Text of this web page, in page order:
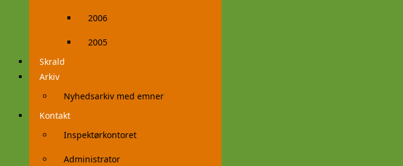
2006
2005
Skrald
Arkiv
Nyhedsarkiv med emner
Kontakt
Inspektørkontoret
Administrator